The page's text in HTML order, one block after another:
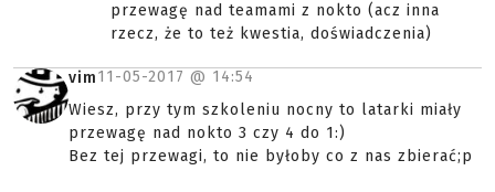
przewagę nad teamami z nokto (acz inna
rzecz, że to też kwestia, doświadczenia)
vim11-05-2017 @ 14:54
Wiesz, przy tym szkoleniu nocny to latarki miały
przewagę nad nokto 3 czy 4 do 1:)
Bez tej przewagi, to nie byłoby co z nas zbierać;p